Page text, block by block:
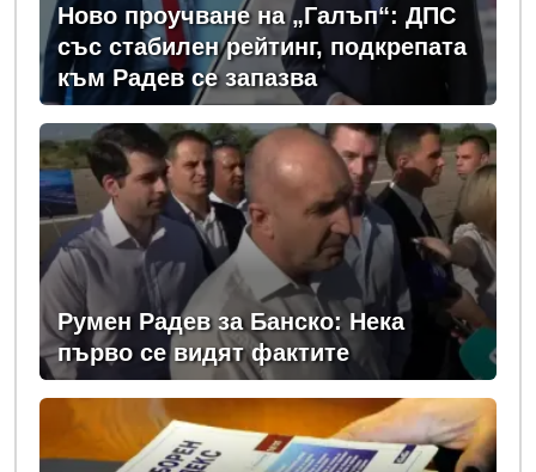
Ново проучване на „Галъп“: ДПС
със стабилен рейтинг, подкрепата
към Радев се запазва
Румен Радев за Банско: Нека
първо се видят фактите